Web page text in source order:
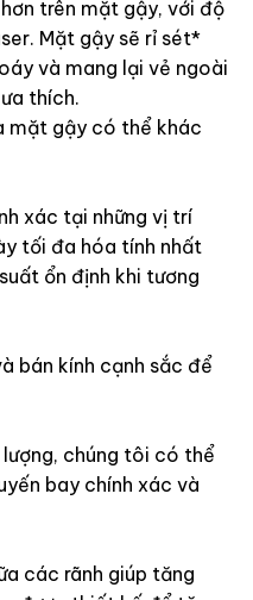
trên mặt gậy, với độ
Mặt gậy sẽ rỉ sét*
và mang lại vẻ ngoài
thích.
mặt gậy có thể khác
xác tại những vị trí
tối đa hóa tính nhất
ổn định khi tương
bán kính cạnh sắc để
chúng tôi có thể
bay chính xác và
các rãnh giúp tăng